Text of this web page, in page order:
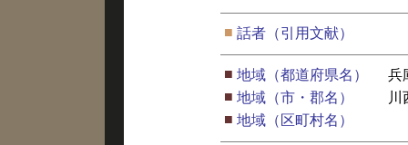
■ 話者（引用文献）
■ 地域（都道府県名）
兵
■ 地域（市・郡名）
川
■ 地域（区町村名）